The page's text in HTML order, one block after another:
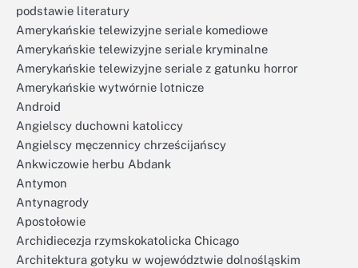
podstawie literatury
Amerykańskie telewizyjne seriale komediowe
Amerykańskie telewizyjne seriale kryminalne
Amerykańskie telewizyjne seriale z gatunku horror
Amerykańskie wytwórnie lotnicze
Android
Angielscy duchowni katoliccy
Angielscy męczennicy chrześcijańscy
Ankwiczowie herbu Abdank
Antymon
Antynagrody
Apostołowie
Archidiecezja rzymskokatolicka Chicago
Architektura gotyku w województwie dolnośląskim